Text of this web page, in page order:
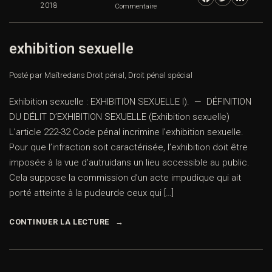
2018 Commentaire
exhibition sexuelle
Posté par Maîtredans Droit pénal , Droit pénal spécial
Exhibition sexuelle : EXHIBITION SEXUELLE I). — DÉFINITION
DU DÉLIT D’EXHIBITION SEXUELLE (Exhibition sexuelle)
L’article 222-32 Code pénal incrimine l’exhibition sexuelle.
Pour que l’infraction soit caractérisée, l’exhibition doit être
imposée à la vue d’autruidans un lieu accessible au public.
Cela suppose la commission d’un acte impudique qui ait
porté atteinte à la pudeurde ceux qui […]
CONTINUER LA LECTURE